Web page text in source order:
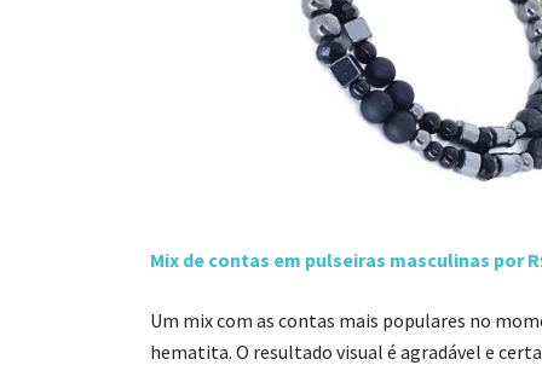
Mix de contas em pulseiras masculinas por
Um mix com as contas mais populares no
hematita. O resultado visual é agradável e